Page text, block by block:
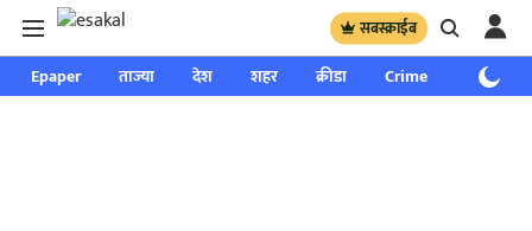
सबस्क्राईब
Epaper ताज्या देश शहर क्रीडा Crime साप्ताहिक